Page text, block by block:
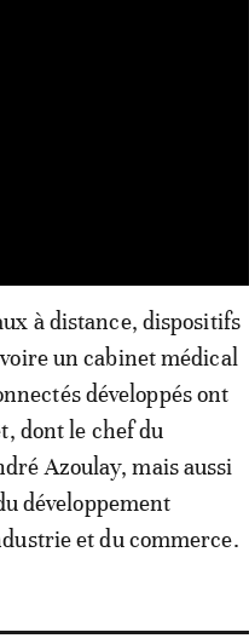
à distance, dispositifs
un cabinet médical
développés ont
dont le chef du
Azoulay, mais aussi
développement
et du commerce.